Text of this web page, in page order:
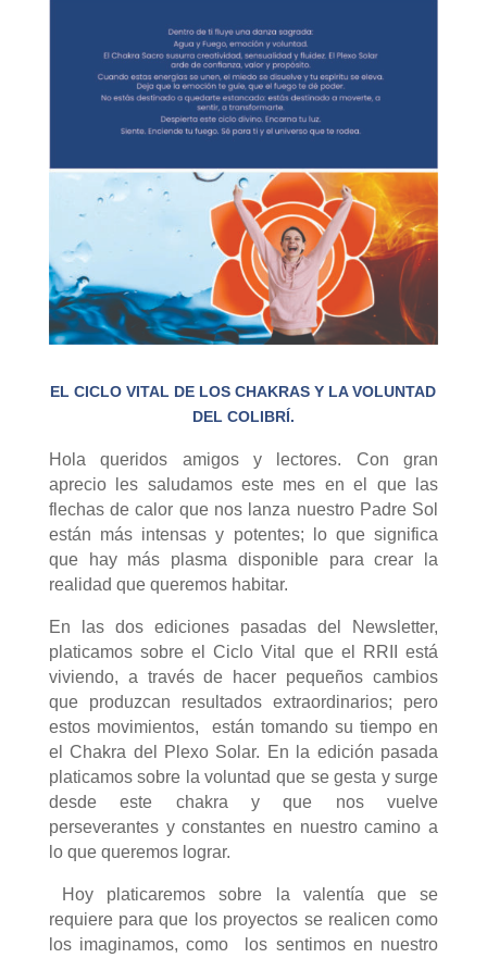
EL CICLO VITAL DE LOS CHAKRAS Y LA VOLUNTAD
DEL COLIBRÍ.
Hola queridos amigos y lectores. Con gran
aprecio les saludamos este mes en el que las
flechas de calor que nos lanza nuestro Padre Sol
están más intensas y potentes; lo que significa
que hay más plasma disponible para crear la
realidad que queremos habitar.
En las dos ediciones pasadas del Newsletter,
platicamos sobre el Ciclo Vital que el RRII está
viviendo, a través de hacer pequeños cambios
que produzcan resultados extraordinarios; pero
estos movimientos, están tomando su tiempo en
el Chakra del Plexo Solar. En la edición pasada
platicamos sobre la voluntad que se gesta y surge
desde este chakra y que nos vuelve
perseverantes y constantes en nuestro camino a
lo que queremos lograr.
Hoy platicaremos sobre la valentía que se
requiere para que los proyectos se realicen como
los imaginamos, como los sentimos en nuestro